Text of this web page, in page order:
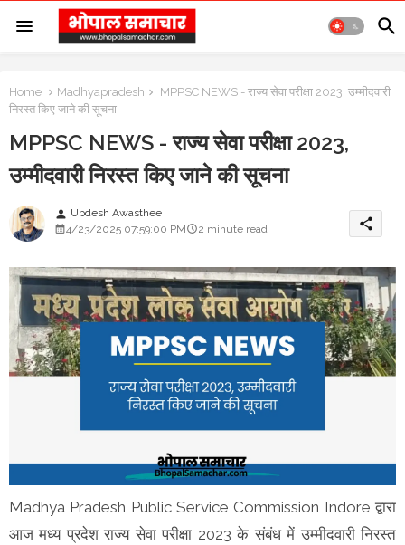
Home Madhyapradesh
MPPSC NEWS - राज्य सेवा परीक्षा 2023, उम्मीदवारी
निरस्त किए जाने की सूचना
MPPSC NEWS - राज्य सेवा परीक्षा 2023,
उम्मीदवारी निरस्त किए जाने की सूचना
person Updesh Awasthee
4/23/2025 07:59:00 PM
2 minute read share
Madhya Pradesh Public Service Commission Indore द्वारा
आज मध्य प्रदेश राज्य सेवा परीक्षा 2023 के संबंध में उम्मीदवारी निरस्त